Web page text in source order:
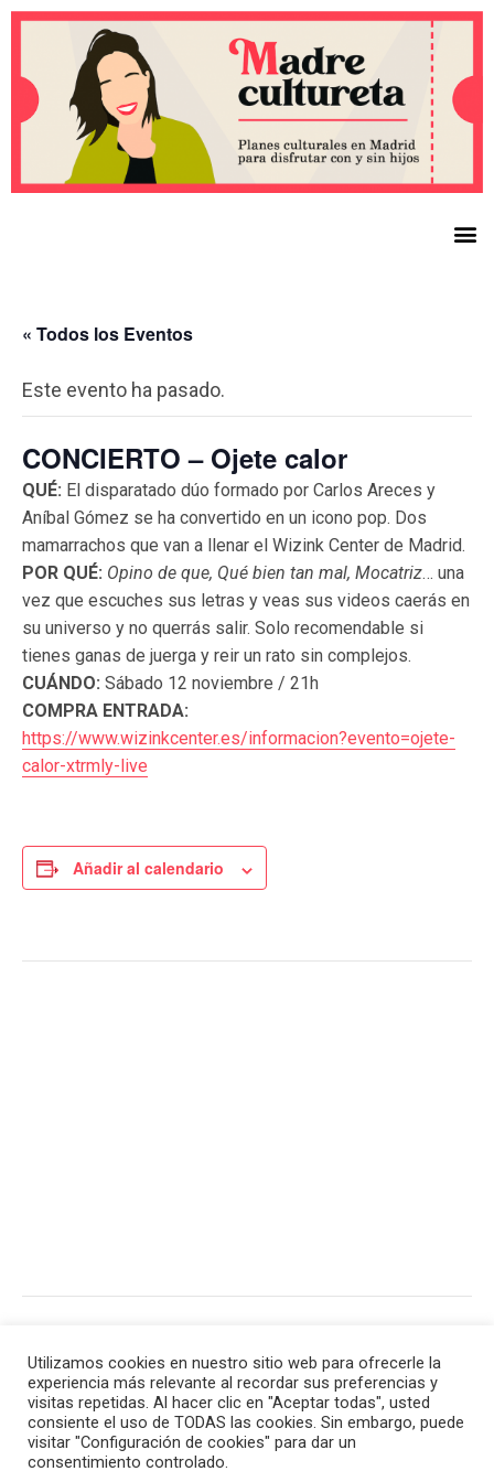
« Todos los Eventos
Este evento ha pasado.
CONCIERTO – Ojete calor
QUÉ: El disparatado dúo formado por Carlos Areces y
Aníbal Gómez se ha convertido en un icono pop. Dos
mamarrachos que van a llenar el Wizink Center de Madrid.
POR QUÉ: Opino de que, Qué bien tan mal, Mocatriz… una
vez que escuches sus letras y veas sus videos caerás en
su universo y no querrás salir. Solo recomendable si
tienes ganas de juerga y reir un rato sin complejos.
CUÁNDO: Sábado 12 noviembre / 21h
COMPRA ENTRADA:
https://www.wizinkcenter.es/informacion?evento=ojete-
calor-xtrmly-live
Añadir al calendario
Contacto |Aviso legal|Política de privacidad|
Política de cookies
Utilizamos cookies en nuestro sitio web para ofrecerle la
experiencia más relevante al recordar sus preferencias y
visitas repetidas. Al hacer clic en "Aceptar todas", usted
consiente el uso de TODAS las cookies. Sin embargo, puede
visitar "Configuración de cookies" para dar un
consentimiento controlado.